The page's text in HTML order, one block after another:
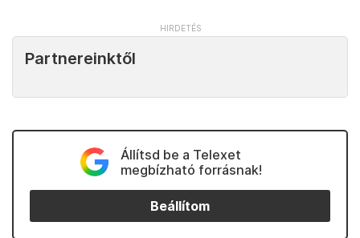
Partnereinktől
Állítsd be a Telexet
megbízható forrásnak!
Beállítom